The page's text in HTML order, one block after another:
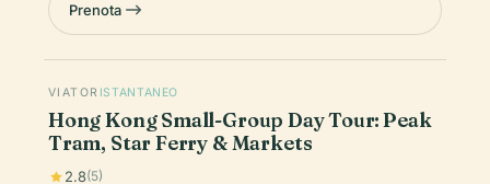
Prenota
VIATOR ISTANTANEO
Hong Kong Small-Group Day Tour: Peak
Tram, Star Ferry & Markets
2.8(5)